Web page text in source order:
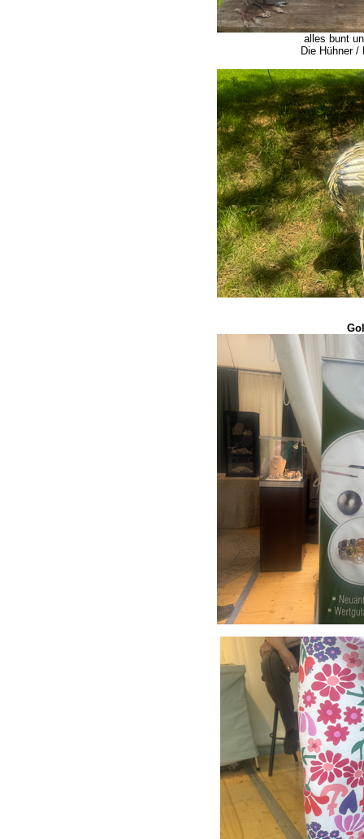
alles bunt
Die Hühner /